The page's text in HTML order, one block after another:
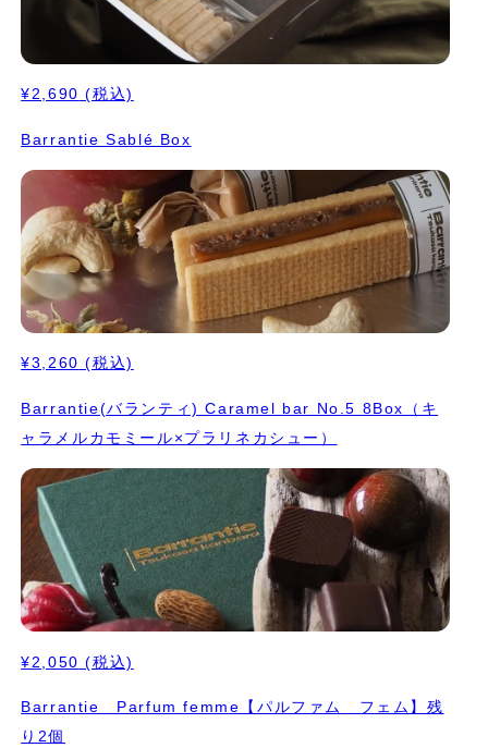
¥2,690 (税込)
Barrantie Sablé Box
¥3,260 (税込)
Barrantie(バランティ) Caramel bar No.5 8Box（キ
ャラメルカモミール×プラリネカシュー）
¥2,050 (税込)
Barrantie Parfum femme【パルファム フェム】残
り2個